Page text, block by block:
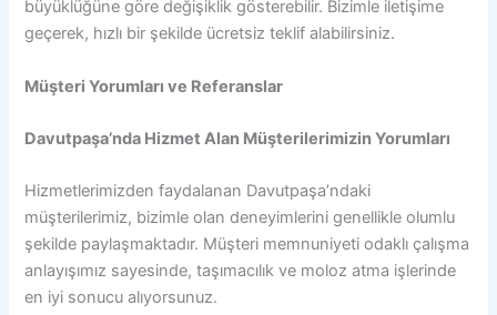
büyüklüğüne göre değişiklik gösterebilir. Bizimle iletişime
geçerek, hızlı bir şekilde ücretsiz teklif alabilirsiniz.
Müşteri Yorumları ve Referanslar
Davutpaşa’nda Hizmet Alan Müşterilerimizin Yorumları
Hizmetlerimizden faydalanan Davutpaşa’ndaki
müşterilerimiz, bizimle olan deneyimlerini genellikle olumlu
şekilde paylaşmaktadır. Müşteri memnuniyeti odaklı çalışma
anlayışımız sayesinde, taşımacılık ve moloz atma işlerinde
en iyi sonucu alıyorsunuz.